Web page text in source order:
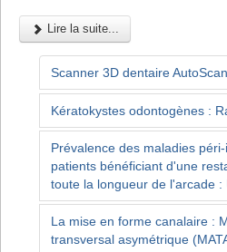
Lire la suite...
Scanner 3D dentaire
Kératokystes odontogènes :
Prévalence des maladies
patients bénéficiant d'une
toute la longueur de l'arcade
La mise en forme canalaire :
transversal asymétrique